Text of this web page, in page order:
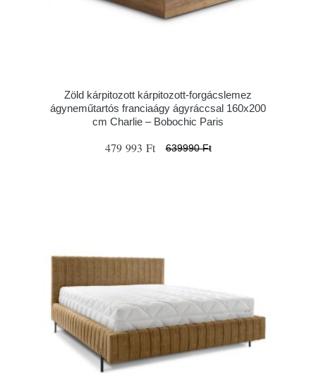
Zöld kárpitozott kárpitozott-forgácslemez
ágyneműtartós franciaágy ágyráccsal 160x200
cm Charlie – Bobochic Paris
479 993 Ft 639990 Ft